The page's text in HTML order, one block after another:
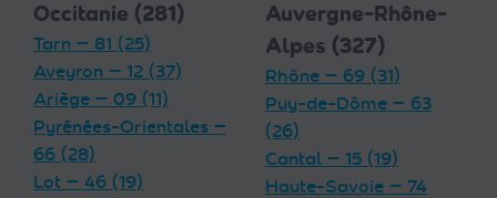
Occitanie (281)
Tarn — 81 (25)
Aveyron — 12 (37)
Ariège — 09 (11)
Pyrénées-Orientales —
66 (28)
Lot — 46 (19)
Auvergne-Rhône-
Alpes (327)
Rhône — 69 (31)
Puy-de-Dôme — 63
(26)
Cantal — 15 (19)
Haute-Savoie — 74